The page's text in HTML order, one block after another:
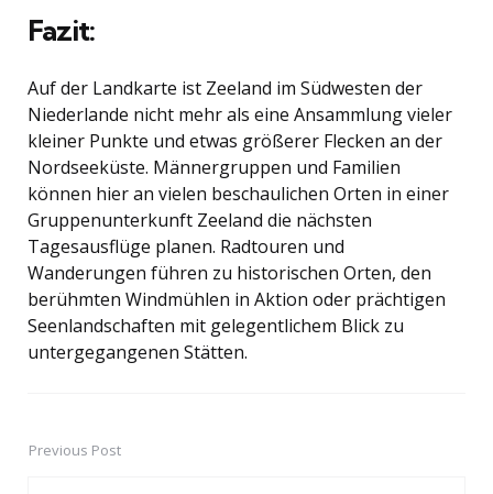
Fazit:
Auf der Landkarte ist Zeeland im Südwesten der
Niederlande nicht mehr als eine Ansammlung vieler
kleiner Punkte und etwas größerer Flecken an der
Nordseeküste. Männergruppen und Familien
können hier an vielen beschaulichen Orten in einer
Gruppenunterkunft Zeeland die nächsten
Tagesausflüge planen. Radtouren und
Wanderungen führen zu historischen Orten, den
berühmten Windmühlen in Aktion oder prächtigen
Seenlandschaften mit gelegentlichem Blick zu
untergegangenen Stätten.
PostPrevious Post